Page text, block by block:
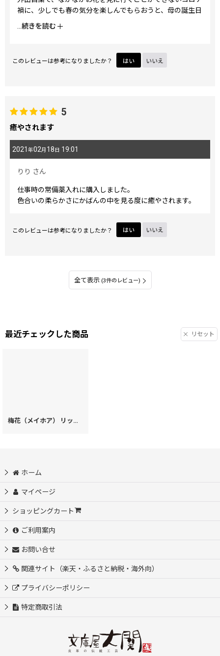
禍に、少しでも春の気分を楽しんでもらおうと、母の誕生日
プレゼントにこちらの小物入れを選びました。機能性はもち
ろん、心をほっこりさせてくれる素敵な柄がいっぱいある文
...続きを読む
このレビューは参考になりましたか？ はい いいえ
5
癒やされます
2021 年02月 18日 19:01
りり さん
仕事時の常備薬入れに購入しました。
色合いの柔らかさにかばんの中を見る度に癒やされます。
このレビューは参考になりましたか？ はい いいえ
全て表示 (3件のレビュー)
最近チェックした商品 リセット
梅花（メイホア） リップも入るハートまちの小物入れ
ホーム
マイページ
ショッピングカート
ご利用案内
お問い合せ
関連サイト（楽天・ふるさと納税・海外向）
プライバシーポリシー
特定商取引法